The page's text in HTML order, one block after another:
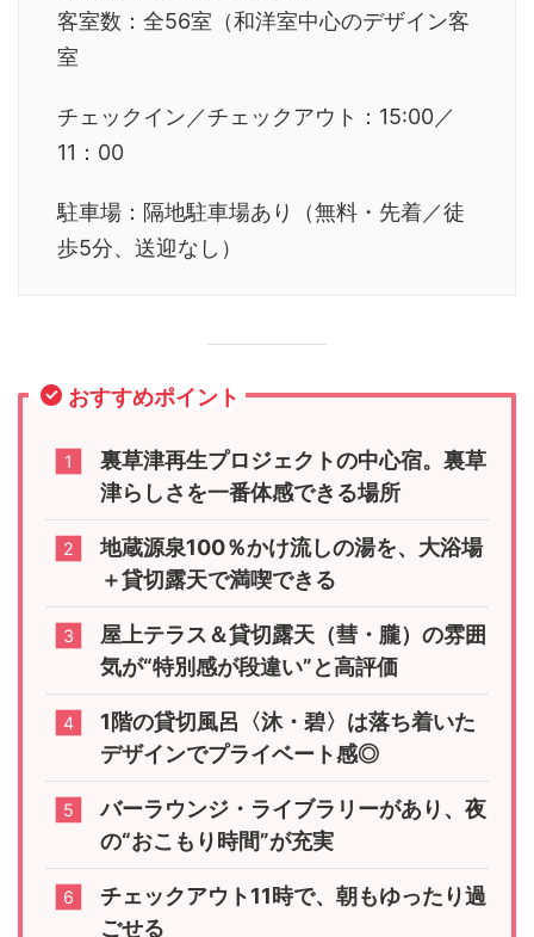
客室数：全56室（和洋室中心のデザイン客
室
チェックイン／チェックアウト：15:00／
11：00
駐車場：隔地駐車場あり（無料・先着／徒
歩5分、送迎なし）
おすすめポイント
裏草津再生プロジェクトの中心宿。裏草
津らしさを一番体感できる場所
地蔵源泉100％かけ流しの湯を、大浴場
＋貸切露天で満喫できる
屋上テラス＆貸切露天（彗・朧）の雰囲
気が“特別感が段違い”と高評価
1階の貸切風呂〈沐・碧〉は落ち着いた
デザインでプライベート感◎
バーラウンジ・ライブラリーがあり、夜
の“おこもり時間”が充実
チェックアウト11時で、朝もゆったり過
ごせる